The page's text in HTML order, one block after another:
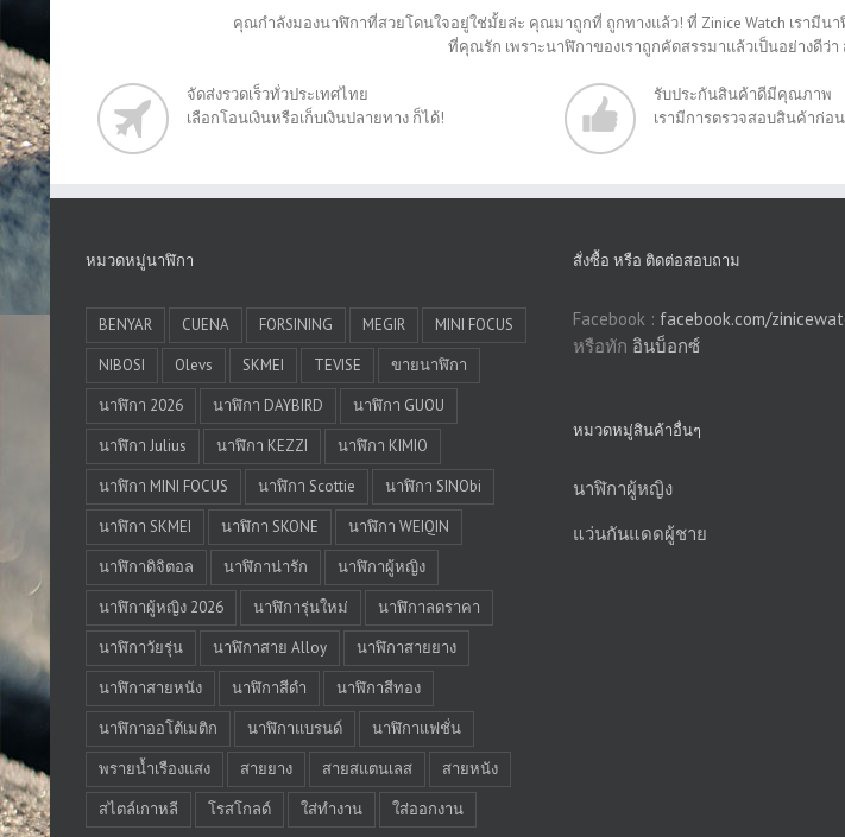
คุณกำลังมองนาฬิกาที่สวยโดนใจอยู่ใช่มั้ยล่ะ คุณมาถูกที่ ถูกทางแล้ว! ที่ Zinice Watch เรามี
ที่คุณรัก เพราะนาฬิกาของเราถูกคัดสรรมาแล้วเป็นอย่างดี
จัดส่งรวดเร็วทั่วประเทศไทย
เลือกโอนเงินหรือเก็บเงินปลายทาง ก็ได้!
รับประกันสินค้าดีมีคุณภาพ
เรามีการตรวจสอบสินค้าก่อ
หมวดหมู่นาฬิกา
BENYAR CUENA FORSINING MEGIR
MINI FOCUS
NIBOSI
Olevs SKMEI TEVISE
ขายนาฬิกา
นาฬิกา 2026
นาฬิกา DAYBIRD
นาฬิกา GUOU
นาฬิกา Julius
นาฬิกา KEZZI
นาฬิกา KIMIO
นาฬิกา MINI FOCUS
นาฬิกา Scottie
นาฬิกา SINObi
นาฬิกา SKMEI
นาฬิกา SKONE
นาฬิกา WEIQIN
นาฬิกาดิจิตอล
นาฬิกาน่ารัก
นาฬิกาผู้หญิง
นาฬิกาผู้หญิง 2026
นาฬิการุ่นใหม่
นาฬิกาลดราคา
นาฬิกาวัยรุ่น
นาฬิกาสาย Alloy
นาฬิกาสายยาง
นาฬิกาสายหนัง
นาฬิกาสีดำ
นาฬิกาสีทอง
นาฬิกาออโต้เมติก
นาฬิกาแบรนด์
นาฬิกาแฟชั่น
พรายน้ำเรืองแสง
สายยาง สายสแตนเลส
สายหนัง
สไตล์เกาหลี
โรสโกลด์ ใส่ทำงาน ใส่ออกงาน
สั่งซื้อ หรือ ติดต่อสอบถาม
Facebook : facebook.com/
หรือทัก อินบ็อกซ์
หมวดหมู่สินค้าอื่นๆ
นาฬิกาผู้หญิง
แว่นกันแดดผู้ชาย